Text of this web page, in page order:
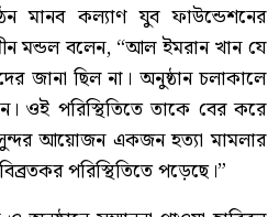
কল্যাণ যুব ফাউন্ডেশনের
মন্ডল বলেন, “আল ইমরান খান যে
জানা ছিল না। অনুষ্ঠান চলাকালে
ওই পরিস্থিতিতে তাকে বের করে
আয়োজন একজন হত্যা মামলার
পরিস্থিতিতে পড়েছে।”